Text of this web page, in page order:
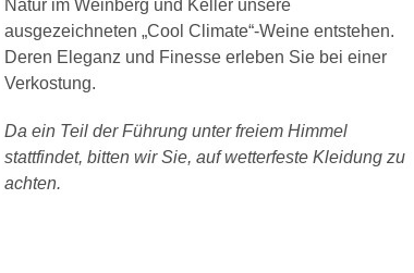
Natur im Weinberg und Keller unsere
ausgezeichneten „Cool Climate“-Weine entstehen.
Deren Eleganz und Finesse erleben Sie bei einer
Verkostung.
Da ein Teil der Führung unter freiem Himmel
stattfindet, bitten wir Sie, auf wetterfeste Kleidung zu
achten.